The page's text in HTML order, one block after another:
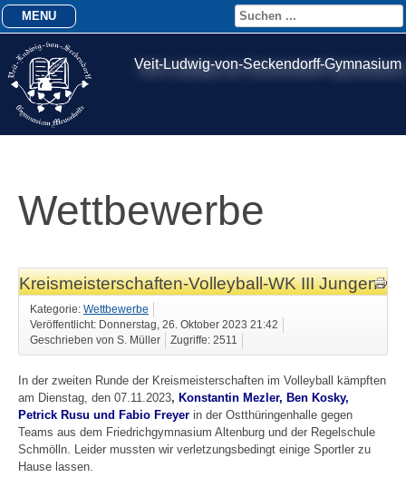
Veit-Ludwig-von-Seckendorff-Gymnasium
MENU
Wettbewerbe
Kreismeisterschaften-Volleyball-WK III Jungen
Kategorie: Wettbewerbe
Veröffentlicht: Donnerstag, 26. Oktober 2023 21:42
Geschrieben von S. Müller
Zugriffe: 2511
In der zweiten Runde der Kreismeisterschaften im Volleyball kämpften
am Dienstag, den 07.11.2023, Konstantin Mezler, Ben Kosky,
Petrick Rusu und Fabio Freyer in der Ostthüringenhalle gegen
Teams aus dem Friedrichgymnasium Altenburg und der Regelschule
Schmölln. Leider mussten wir verletzungsbedingt einige Sportler zu
Hause lassen.